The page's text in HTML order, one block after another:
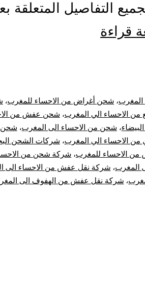
التفاصيل المتعلقة
قراءة
الاحساء
الي
المغرب
|
المغرب، شحن أغراض من الاحساء للمغرب،
من الاحساء الي المغرب، شحن عفش من
، شحن من الاحساء الى المغرب، شحن
الاحساء الي المغرب، شركات الشحن
الاحساء للمغرب، شركة شحن من
المغرب، شركة نقل عفش من الاحساء الى
، شركة نقل عفش من الهفوف الى